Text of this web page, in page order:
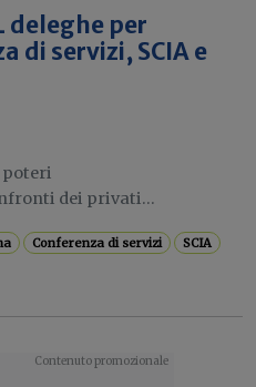
deleghe per
di servizi, SCIA e
poteri
dei privati...
Conferenza di servizi
SCIA